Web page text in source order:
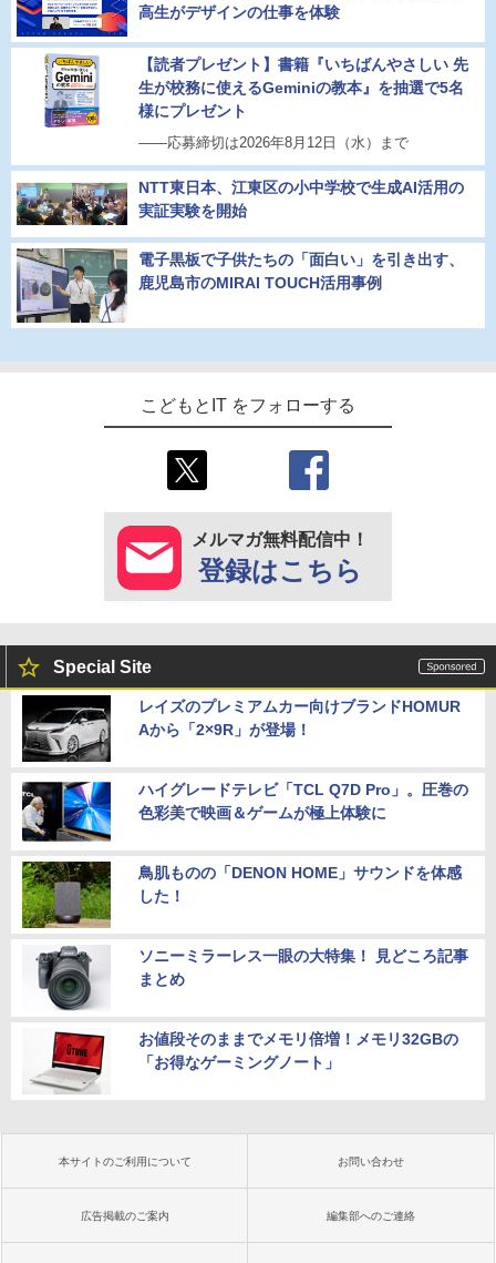
高生がデザインの仕事を体験
【読者プレゼント】書籍『いちばんやさしい 先
生が校務に使えるGeminiの教本』を抽選で5名
様にプレゼント
――応募締切は2026年8月12日（水）まで
NTT東日本、江東区の小中学校で生成AI活用の
実証実験を開始
電子黒板で子供たちの「面白い」を引き出す、
鹿児島市のMIRAI TOUCH活用事例
こどもとIT をフォローする
メルマガ無料配信中！
登録はこちら
Special Site
レイズのプレミアムカー向けブランドHOMUR
Aから「2×9R」が登場！
ハイグレードテレビ「TCL Q7D Pro」。圧巻の
色彩美で映画＆ゲームが極上体験に
鳥肌ものの「DENON HOME」サウンドを体感
した！
ソニーミラーレス一眼の大特集！ 見どころ記事
まとめ
お値段そのままでメモリ倍増！メモリ32GBの
「お得なゲーミングノート」
本サイトのご利用について お問い合わせ
広告掲載のご案内 編集部へのご連絡